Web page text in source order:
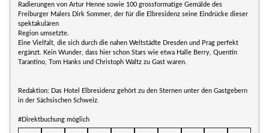
Radierungen von Artur Henne sowie 100 grossformatige Gemälde des
Freiburger Malers Dirk Sommer, der für die Elbresidenz seine Eindrücke dieser
spektakulären
Region umsetzte.
Eine Vielfalt, die sich durch die nahen Weltstädte Dresden und Prag perfekt
ergänzt. Kein Wunder, dass hier schon Stars wie etwa Halle Berry, Quentin
Tarantino, Tom Hanks und Christoph Waltz zu Gast waren.
Redaktion: Das Hotel Elbresidenz gehört zu den Sternen unter den Gastgebern
in der Sächsischen Schweiz.
#Direktbuchung möglich